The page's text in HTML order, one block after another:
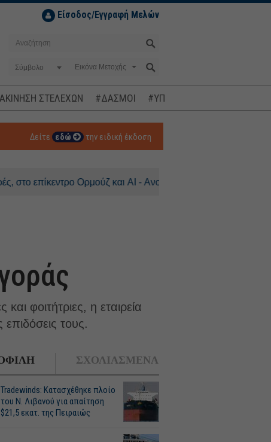
Είσοδος/Εγγραφή Μελών
Σύμβολο
ΣΤΕΛΕΧΩΝ #ΔΑΣΜΟΙ #ΥΠΟΚΛΟΠΕΣ
Δείτε εδώ την ειδική έκδοση
Ορμούζ και AI - Ανοδος 0,3% για τον DAX
φοιτήτριες, η εταιρεία
τους.
ΣΧΟΛΙΑΣΜΕΝΑ
Tradewinds: Κατασχέθηκε πλοίο
του Ν. Λιβανού για απαίτηση
$21,5 εκατ. της Πειραιώς